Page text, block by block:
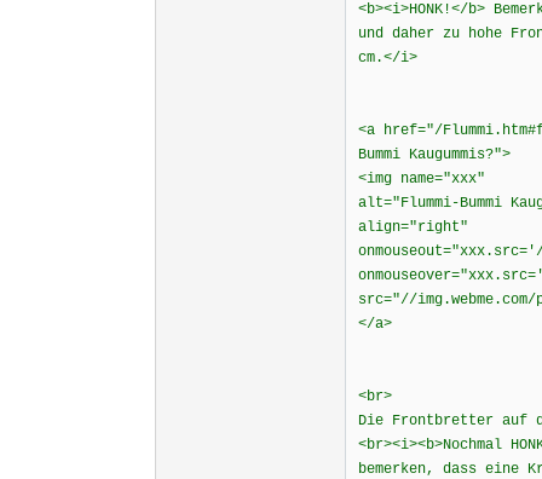
<b><i>HONK!</b>
und daher zu hohe
cm.</i>
<a href="/
Bummi Kaugummis?">
<img name="xxx"
alt="Flummi-Bummi
align="right"
src="//
</a>
<br>
Die Frontbretter auf
<br><i><b>Nochmal
bemerken, dass eine